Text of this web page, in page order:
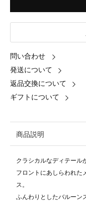
問い合わせ
発送について
返品交換について
ギフトについて
商品説明
クラシカルなディテール
フロントにあしらわれた
ス。
ふんわりとしたバルーン